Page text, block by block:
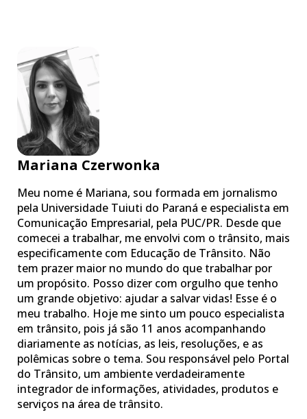
Mariana Czerwonka
Meu nome é Mariana, sou formada em jornalismo
pela Universidade Tuiuti do Paraná e especialista em
Comunicação Empresarial, pela PUC/PR. Desde que
comecei a trabalhar, me envolvi com o trânsito, mais
especificamente com Educação de Trânsito. Não
tem prazer maior no mundo do que trabalhar por
um propósito. Posso dizer com orgulho que tenho
um grande objetivo: ajudar a salvar vidas! Esse é o
meu trabalho. Hoje me sinto um pouco especialista
em trânsito, pois já são 11 anos acompanhando
diariamente as notícias, as leis, resoluções, e as
polêmicas sobre o tema. Sou responsável pelo Portal
do Trânsito, um ambiente verdadeiramente
integrador de informações, atividades, produtos e
serviços na área de trânsito.